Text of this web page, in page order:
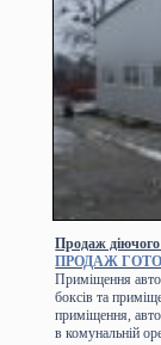
Продаж діючого
ПРОДАЖ
Приміщення
боксів та
приміщення,
в комунальній